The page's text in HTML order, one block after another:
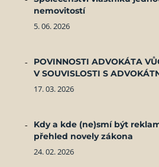
nemovitostí
5. 06. 2026
POVINNOSTI ADVOKÁTA
V SOUVISLOSTI S
17. 03. 2026
Kdy a kde (ne)smí být
přehled novely zákona
24. 02. 2026